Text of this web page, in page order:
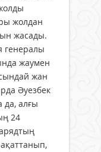
жолдан
жасады.
генералы
жаумен
жан
Әуезбек
да, алғы
24